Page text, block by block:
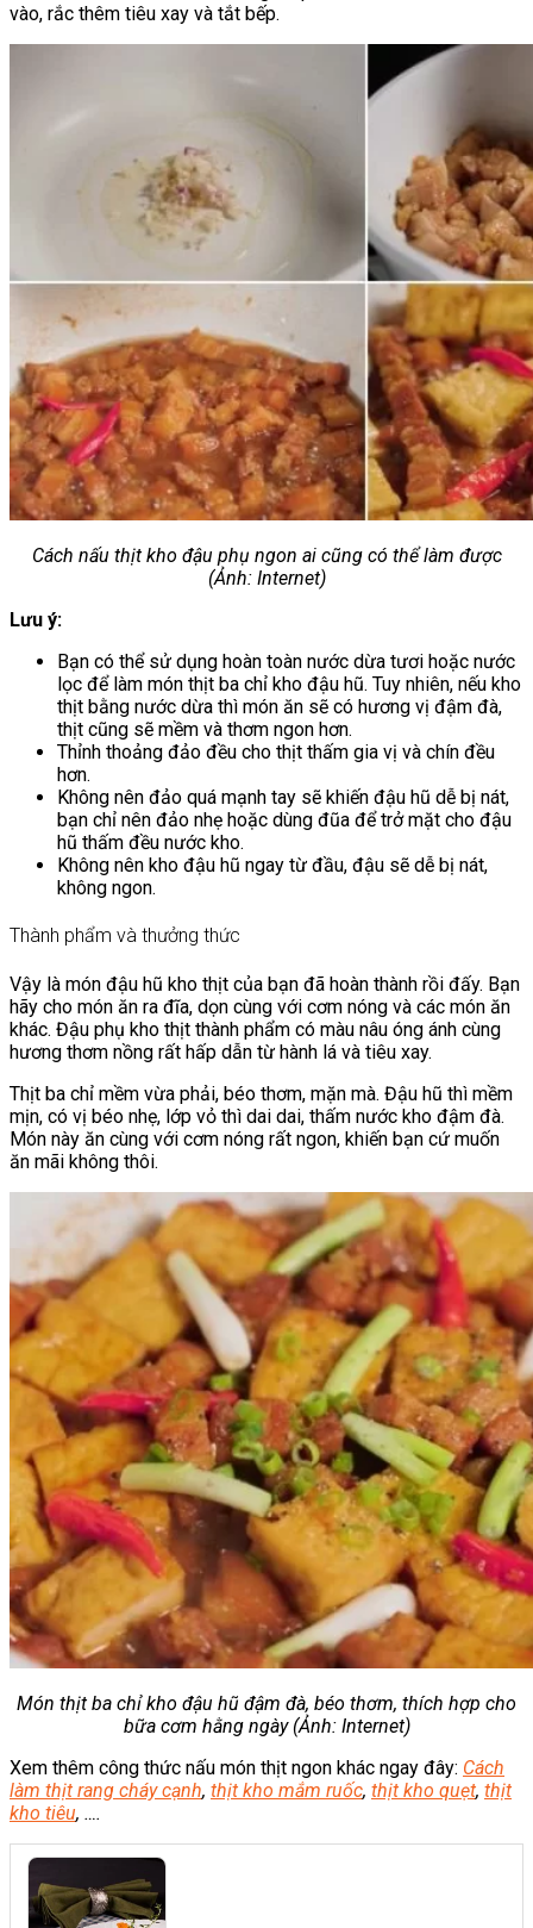
vào, rắc thêm tiêu xay và tắt bếp.
Cách nấu thịt kho đậu phụ ngon ai cũng có thể làm được
(Ảnh: Internet)
Lưu ý:
Bạn có thể sử dụng hoàn toàn nước dừa tươi hoặc nước
lọc để làm món thịt ba chỉ kho đậu hũ. Tuy nhiên, nếu kho
thịt bằng nước dừa thì món ăn sẽ có hương vị đậm đà,
thịt cũng sẽ mềm và thơm ngon hơn.
Thỉnh thoảng đảo đều cho thịt thấm gia vị và chín đều
hơn.
Không nên đảo quá mạnh tay sẽ khiến đậu hũ dễ bị nát,
bạn chỉ nên đảo nhẹ hoặc dùng đũa để trở mặt cho đậu
hũ thấm đều nước kho.
Không nên kho đậu hũ ngay từ đầu, đậu sẽ dễ bị nát,
không ngon.
Thành phẩm và thưởng thức
Vậy là món đậu hũ kho thịt của bạn đã hoàn thành rồi đấy. Bạn
hãy cho món ăn ra đĩa, dọn cùng với cơm nóng và các món ăn
khác. Đậu phụ kho thịt thành phẩm có màu nâu óng ánh cùng
hương thơm nồng rất hấp dẫn từ hành lá và tiêu xay.
Thịt ba chỉ mềm vừa phải, béo thơm, mặn mà. Đậu hũ thì mềm
mịn, có vị béo nhẹ, lớp vỏ thì dai dai, thấm nước kho đậm đà.
Món này ăn cùng với cơm nóng rất ngon, khiến bạn cứ muốn
ăn mãi không thôi.
Món thịt ba chỉ kho đậu hũ đậm đà, béo thơm, thích hợp cho
bữa cơm hằng ngày (Ảnh: Internet)
Xem thêm công thức nấu món thịt ngon khác ngay đây: Cách
làm thịt rang cháy cạnh, thịt kho mắm ruốc, thịt kho quẹt, thịt
kho tiêu, ….